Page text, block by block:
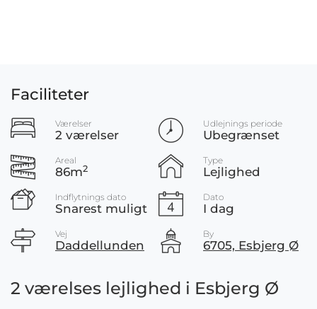
Faciliteter
Værelser
2 værelser
Udlejnings periode
Ubegrænset
Areal
86m2
Type
Lejlighed
Indflytnings dato
Snarest muligt
Dato
I dag
Vej
Daddellunden
By
6705, Esbjerg Ø
2 værelses lejlighed i Esbjerg Ø